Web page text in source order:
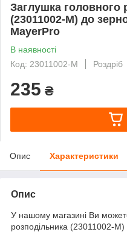
Заглушка головного
(23011002-M) до
MayerPro
В наявності
Код: 23011002-M
Роздріб
235 ₴
Опис Характеристики
Опис
У нашому магазині Ви
розподільника (23011002-M)